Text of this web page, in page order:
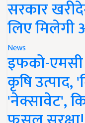
सरकार
लिए मिलेगी
News
इफको-एमसी
कृषि उत्पाद,
'नेक्सावेट',